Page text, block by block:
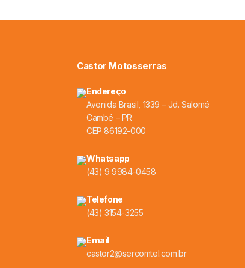
Castor Motosserras
Endereço
Avenida Brasil, 1339 – Jd. Salomé
Cambé – PR
CEP 86192-000
Whatsapp
(43) 9 9984-0458
Telefone
(43) 3154-3255
Email
castor2@sercomtel.com.br